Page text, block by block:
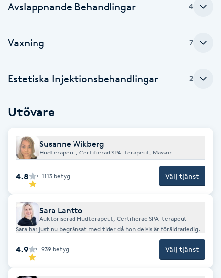
D
Diamantslipning
Extensions
Extensions borttagning
Eyeliner-tatuering
Face framing
Avslappnande Behandlingar 4
Vaxning 7
Estetiska Injektionsbehandlingar 2
Utövare
Susanne Wikberg
Hudterapeut, Certifierad SPA-terapeut, Massör
4.8 1113 betyg Välj tjänst
Sara Lantto
Auktoriserad Hudterapeut, Certifierad SPA-terapeut
Sara har just nu begränsat med tider då hon delvis är föräldrarledig.
4.9 939 betyg Välj tjänst